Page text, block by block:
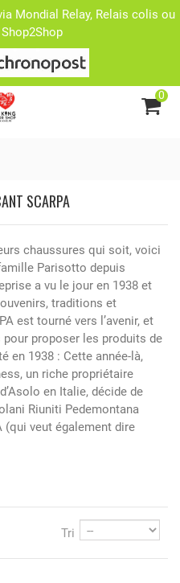
Mondial Relay, Relais colis ou
0
SCARPA
chaussures qui soit, voici
Parisotto depuis
a vu le jour en 1938 et
traditions et
est tourné vers l’avenir, et
proposer les produits de
en 1938 : Cette année-là,
un riche propriétaire
en Italie, décide de
Riuniti Pedemontana
(qui veut également dire
Tri